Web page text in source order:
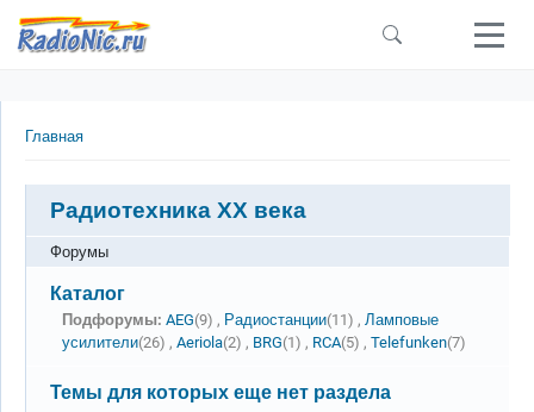
Перейти к основному содержанию
Строка навигации
Главная
Радиотехника ХХ века
Форумы
Нет новых сообщений
Каталог
Подфорумы: AEG(9) , Радиостанции(11) , Ламповые
усилители(26) , Aeriola(2) , BRG(1) , RCA(5) , Telefunken(7)
Нет новых сообщений
Темы для которых еще нет раздела